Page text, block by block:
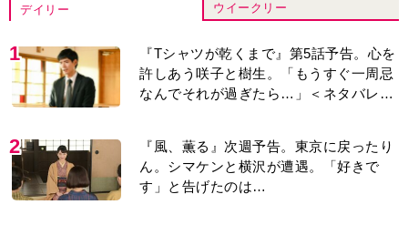
デイリー ウイークリー
1
『Tシャツが乾くまで』第5話予告。心を
許しあう咲子と樹生。「もうすぐ一周忌
なんでそれが過ぎたら…」＜ネタバレあ
2
『風、薫る』次週予告。東京に戻ったり
ん。シマケンと横沢が遭遇。「好きで
す」と告げたのは…